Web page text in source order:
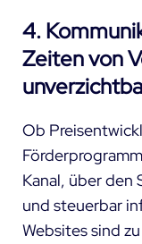
4.
Zeiten von
Ob
Kanal, über den
und steuerbar
Websites sind